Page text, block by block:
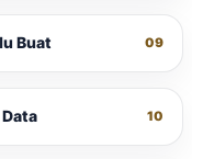
Buat 09
10